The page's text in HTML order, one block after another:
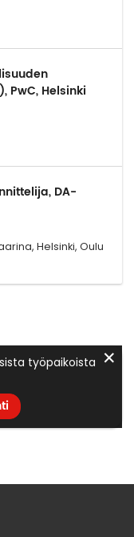
PwC, Helsinki
DA-
Helsinki, Oulu
työpaikoista ✕